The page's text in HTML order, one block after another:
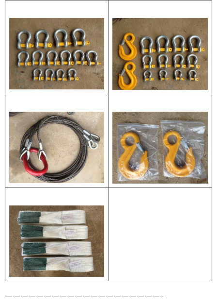
————————————————————–